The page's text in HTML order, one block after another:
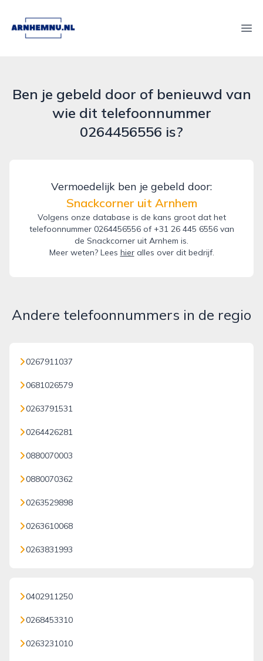
arnhemnu.nl
Ben je gebeld door of benieuwd van
wie dit telefoonnummer
0264456556 is?
Vermoedelijk ben je gebeld door:
Snackcorner uit Arnhem
Volgens onze database is de kans groot dat het
telefoonnummer 0264456556 of +31 26 445 6556 van
de Snackcorner uit Arnhem is.
Meer weten? Lees hieralles over dit bedrijf.
Andere telefoonnummers in de regio
0267911037
0681026579
0263791531
0264426281
0880070003
0880070362
0263529898
0263610068
0263831993
0402911250
0268453310
0263231010